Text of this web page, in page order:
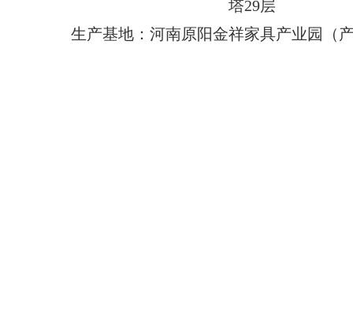
塔29层
生产基地：河南原阳金祥家具产业园（